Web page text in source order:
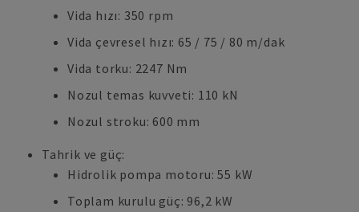
Vida hızı: 350 rpm
Vida çevresel hızı: 65 / 75 / 80 m/dak
Vida torku: 2247 Nm
Nozul temas kuvveti: 110 kN
Nozul stroku: 600 mm
Tahrik ve güç:
Hidrolik pompa motoru: 55 kW
Toplam kurulu güç: 96,2 kW